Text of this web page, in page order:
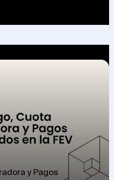
y Pagos